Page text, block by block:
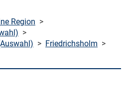
Region >
>
> Friedrichsholm >